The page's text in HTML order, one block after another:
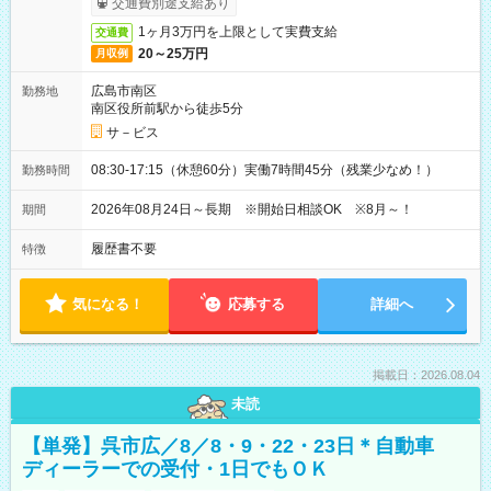
交通費別途支給あり
交通費 1ヶ月3万円を上限として実費支給
月収例 20～25万円
勤務地
広島市南区
南区役所前駅から徒歩5分
サ－ビス
勤務時間 08:30-17:15（休憩60分）実働7時間45分（残業少なめ！）
期間 2026年08月24日～長期 ※開始日相談OK ※8月～！
特徴 履歴書不要
気になる！ 応募する 詳細へ
掲載日：2026.08.04
未読
【単発】呉市広／8／8・9・22・23日＊自動車
ディーラーでの受付・1日でもＯＫ